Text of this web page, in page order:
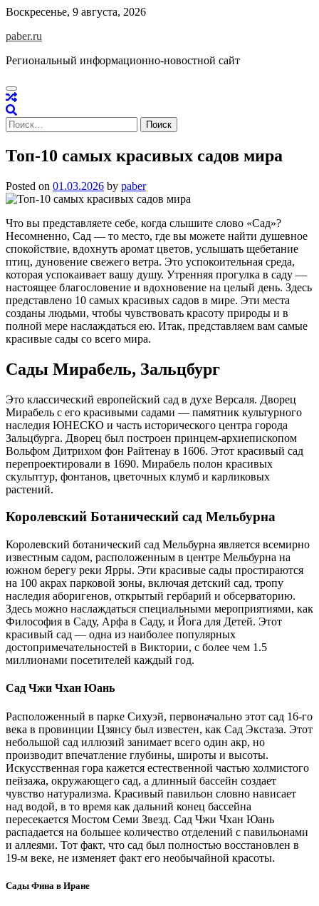
Skip
content
Воскресенье, 9 августа, 2026
paber.ru
Региональный информационно-новостной сайт
Найти:
Топ-10 самых красивых садов мира
Posted on 01.03.2026 by paber
Что вы представляете себе, когда слышите слово «Сад»?
Несомненно, Сад — то место, где вы можете найти душевное
спокойствие, вдохнуть аромат цветов, услышать щебетание
птиц, дуновение свежего ветра. Это успокоительная среда,
которая успокаивает вашу душу. Утренняя прогулка в саду —
настоящее благословение и вдохновение на целый день. Здесь
представлено 10 самых красивых садов в мире. Эти места
созданы людьми, чтобы чувствовать красоту природы и в
полной мере наслаждаться ею. Итак, представляем вам самые
красивые сады со всего мира.
Сады Мирабель, Зальцбург
Это классический европейский сад в духе Версаля. Дворец
Мирабель с его красивыми садами — памятник культурного
наследия ЮНЕСКО и часть исторического центра города
Зальцбурга. Дворец был построен принцем-архиепископом
Вольфом Дитрихом фон Райтенау в 1606. Этот красивый сад
перепроектировали в 1690. Мирабель полон красивых
скульптур, фонтанов, цветочных клумб и карликовых
растений.
Королевский Ботанический сад Мельбурна
Королевский ботанический сад Мельбурна является всемирно
известным садом, расположенным в центре Мельбурна на
южном берегу реки Ярры. Эти красивые сады простираются
на 100 акрах парковой зоны, включая детский сад, тропу
наследия аборигенов, открытый гербарий и обсерваторию.
Здесь можно наслаждаться специальными мероприятиями, как
Философия в Саду, Арфа в Саду, и Йога для Детей. Этот
красивый сад — одна из наиболее популярных
достопримечательностей в Виктории, с более чем 1.5
миллионами посетителей каждый год.
Сад Чжи Чхан Юань
Расположенный в парке Сихуэй, первоначально этот сад 16-го
века в провинции Цзянсу был известен, как Сад Экстаза. Этот
небольшой сад иллюзий занимает всего один акр, но
производит впечатление глубины, широты и высоты.
Искусственная гора кажется естественной частью холмистого
пейзажа, окружающего сад, а длинный бассейн создает
чувство натурализма. Красивый павильон словно нависает
над водой, в то время как дальний конец бассейна
пересекается Мостом Семи Звезд. Сад Чжи Чхан Юань
распадается на большее количество отделений с павильонами
и аллеями. Тот факт, что сад был полностью восстановлен в
19-м веке, не изменяет факт его необычайной красоты.
Сады Фина в Иране